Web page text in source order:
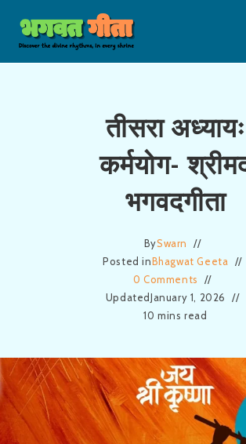
तीसरा अध्यायः
कर्मयोग-
भगवदगीता
BySwarn
Posted inBhagwat Geeta
0 Comments
UpdatedJanuary 1, 2026
10 mins read